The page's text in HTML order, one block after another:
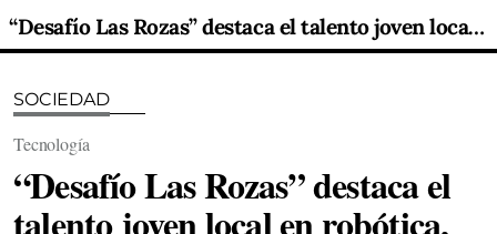
“Desafío Las Rozas” destaca el talento joven local en robótica, IA y realidad virtual
SOCIEDAD
Tecnología
“Desafío Las Rozas” destaca el
talento joven local en robótica,